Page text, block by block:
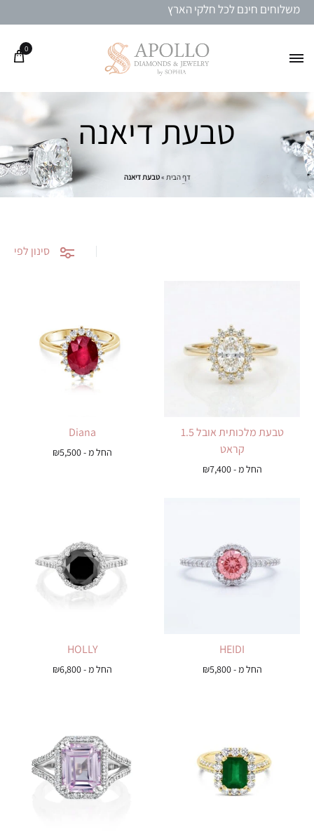
משלוחים חינם לכל חלקי הארץ
0
טבעת דיאנה
דף הבית »טבעת דיאנה
סינון לפי
טבעת מלכותית אובל 1.5
קראט
החל מ - ₪7,400
Diana
החל מ - ₪5,500
HEIDI
החל מ - ₪5,800
HOLLY
החל מ - ₪6,800